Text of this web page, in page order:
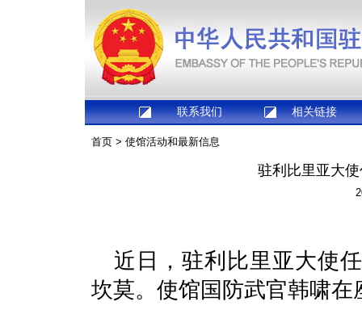
联系我们 相关链接
首页 > 使馆活动和最新信息
驻利比里亚大
近日，驻利比里亚大使
坎莫。使馆国防武官韩啸在